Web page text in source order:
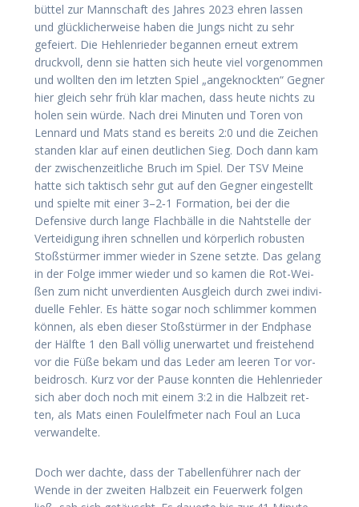
büt­tel zur Mann­schaft des Jah­res 2023 ehren las­sen
und glück­li­cher­wei­se haben die Jungs nicht zu sehr
gefei­ert. Die Heh­len­rie­der began­nen erneut extrem
druck­voll, denn sie hat­ten sich heu­te viel vor­ge­nom­men
und woll­ten den im letz­ten Spiel „ange­knock­ten“ Geg­ner
hier gleich sehr früh klar machen, dass heu­te nichts zu
holen sein wür­de. Nach drei Minu­ten und Toren von
Len­nard und Mats stand es bereits 2:0 und die Zei­chen
stan­den klar auf einen deut­li­chen Sieg. Doch dann kam
der zwi­schen­zeit­li­che Bruch im Spiel. Der TSV Mei­ne
hat­te sich tak­tisch sehr gut auf den Geg­ner ein­ge­stellt
und spiel­te mit einer 3–2‑1 For­ma­ti­on, bei der die
Defen­si­ve durch lan­ge Flach­bäl­le in die Naht­stel­le der
Ver­tei­di­gung ihren schnel­len und kör­per­lich robus­ten
Stoß­stür­mer immer wie­der in Sze­ne setz­te. Das gelang
in der Fol­ge immer wie­der und so kamen die Rot-Wei­
ßen zum nicht unver­dien­ten Aus­gleich durch zwei indi­vi­
du­el­le Feh­ler. Es hät­te sogar noch schlim­mer kom­men
kön­nen, als eben die­ser Stoß­stür­mer in der End­pha­se
der Hälf­te 1 den Ball völ­lig uner­war­tet und frei­ste­hend
vor die Füße bekam und das Leder am lee­ren Tor vor­
bei­drosch. Kurz vor der Pau­se konn­ten die Heh­len­rie­der
sich aber doch noch mit einem 3:2 in die Halb­zeit ret­
ten, als Mats einen Foul­elf­me­ter nach Foul an Luca
verwandelte.
Doch wer dach­te, dass der Tabel­len­füh­rer nach der
Wen­de in der zwei­ten Halb­zeit ein Feu­er­werk fol­gen